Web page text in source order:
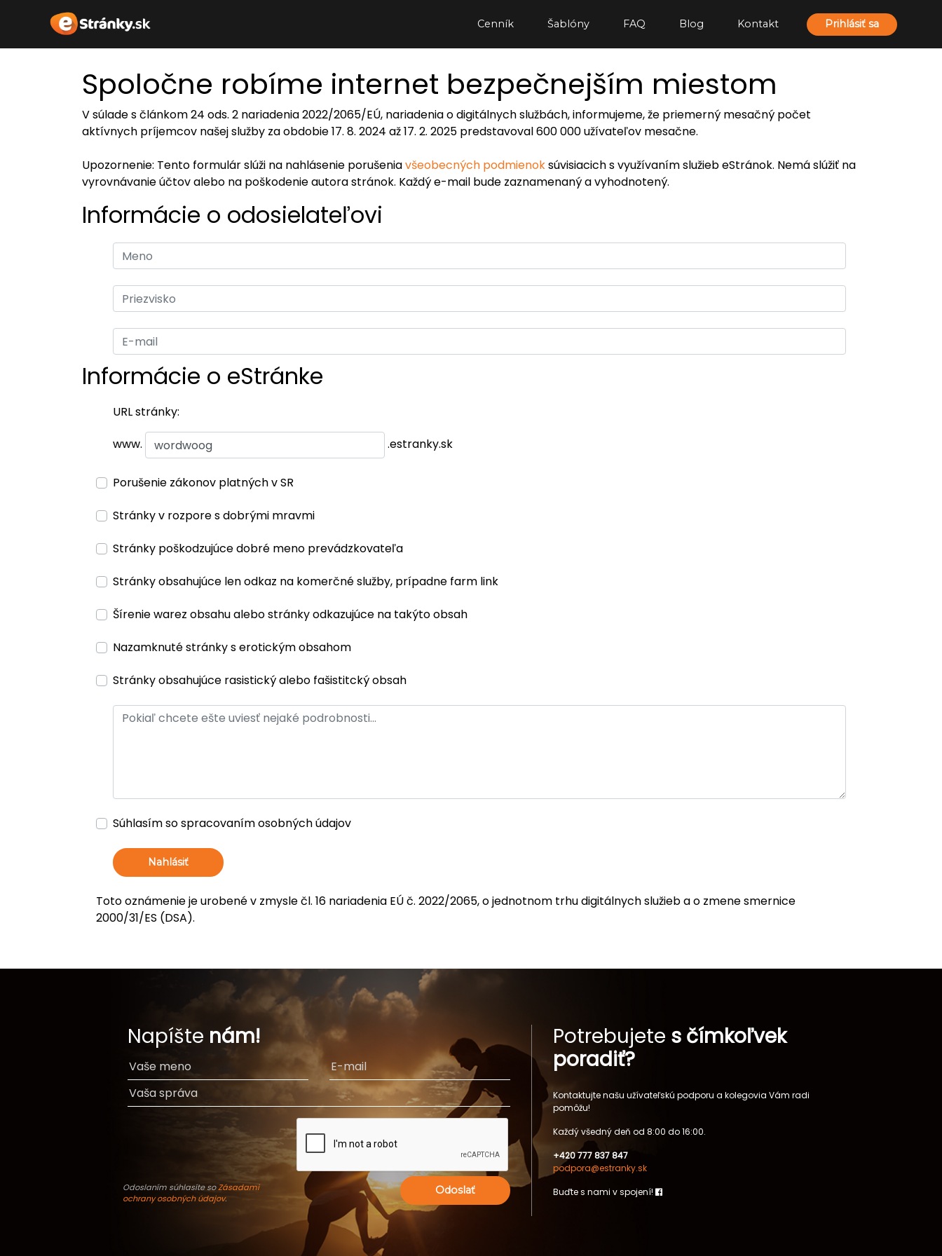
Cenník Šablóny FAQ Blog Kontakt Prihlásiť sa
Spoločne robíme internet bezpečnejším miestom
V súlade s článkom 24 ods. 2 nariadenia 2022/2065/EÚ, nariadenia o digitálnych službách, informujeme, že priemerný mesačný počet
aktívnych príjemcov našej služby za obdobie 17. 8. 2024 až 17. 2. 2025 predstavoval 600 000 užívateľov mesačne.
Upozornenie: Tento formulár slúži na nahlásenie porušeniavšeobecných podmienoksúvisiacich s využívaním služieb eStránok. Nemá slúžiť na
vyrovnávanie účtov alebo na poškodenie autora stránok. Každý e-mail bude zaznamenaný a vyhodnotený.
Informácie o odosielateľovi
Informácie o eStránke
URL stránky:
www. .estranky.sk
Porušenie zákonov platných v SR
Stránky v rozpore s dobrými mravmi
Stránky poškodzujúce dobré meno prevádzkovateľa
Stránky obsahujúce len odkaz na komerčné služby, prípadne farm link
Šírenie warez obsahu alebo stránky odkazujúce na takýto obsah
Nazamknuté stránky s erotickým obsahom
Stránky obsahujúce rasistický alebo fašistitcký obsah
Súhlasím so spracovaním osobných údajov
Nahlásiť
Toto oznámenie je urobené v zmysle čl. 16 nariadenia EÚ č. 2022/2065, o jednotnom trhu digitálnych služieb a o zmene smernice
2000/31/ES (DSA).
Napíšte nám!
Odoslaním súhlasíte soZásadami
ochrany osobných údajov.
Odoslať
Potrebujete s čímkoľvek
poradiť?
Kontaktujte našu užívateľskú podporu a kolegovia Vám radi
pomôžu!
Každý všedný deň od 8:00 do 16:00.
+420 777 837 847
podpora@estranky.sk
Buďte s nami v spojení!